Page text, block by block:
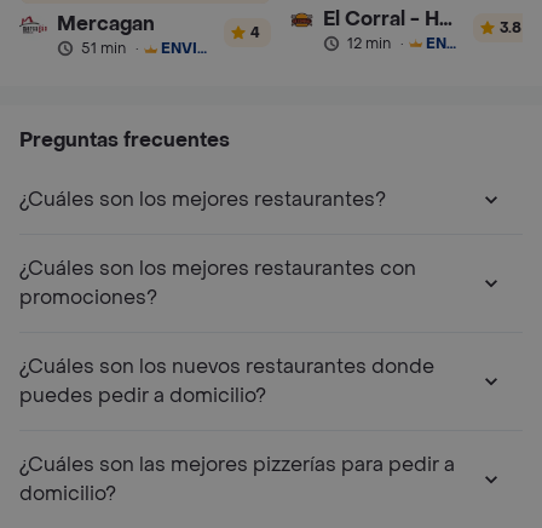
Mercagan
51 min · ENVÍO GRATIS
4
El Corral - Hamburguesa
12 min · ENVÍO GRATIS
3.8
Preguntas frecuentes
¿Cuáles son los mejores restaurantes?
¿Cuáles son los mejores restaurantes con
promociones?
¿Cuáles son los nuevos restaurantes donde
puedes pedir a domicilio?
¿Cuáles son las mejores pizzerías para pedir a
domicilio?